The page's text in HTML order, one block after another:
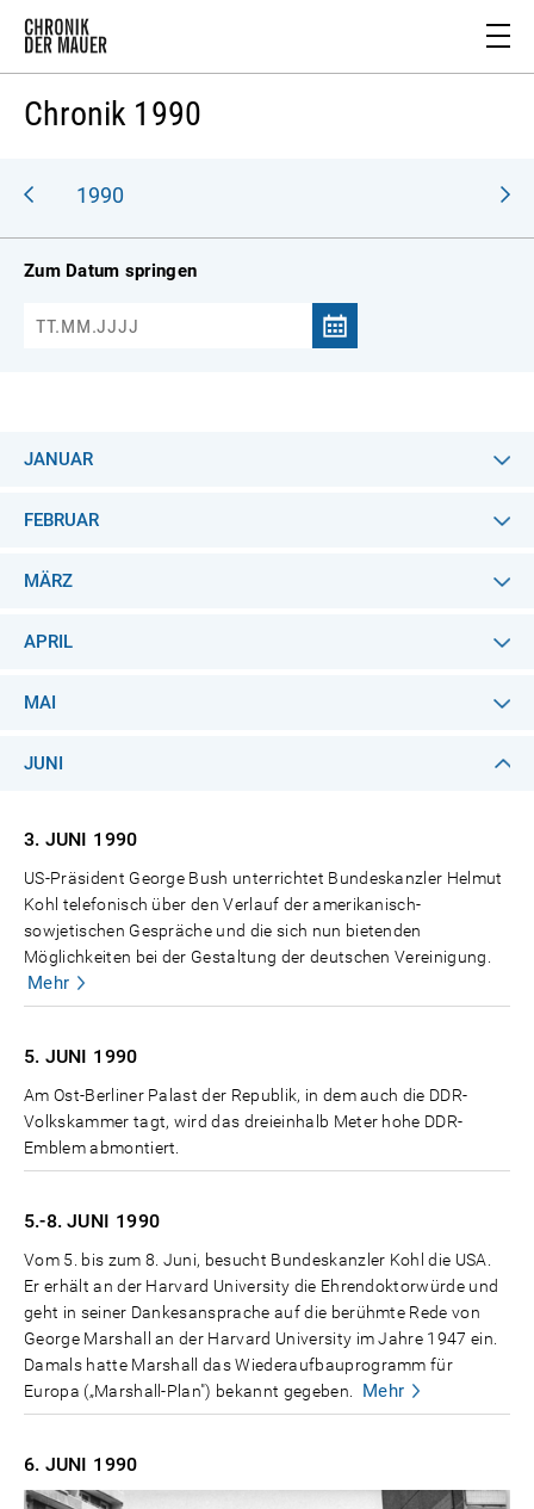
Chronik 1990
1990
Zum Datum springen
JANUAR
FEBRUAR
MÄRZ
APRIL
MAI
JUNI
3. JUNI 1990
US-Präsident George Bush unterrichtet Bundeskanzler Helmut
Kohl telefonisch über den Verlauf der amerikanisch-
sowjetischen Gespräche und die sich nun bietenden
Möglichkeiten bei der Gestaltung der deutschen Vereinigung.
Mehr
5. JUNI 1990
Am Ost-Berliner Palast der Republik, in dem auch die DDR-
Volkskammer tagt, wird das dreieinhalb Meter hohe DDR-
Emblem abmontiert.
5.-8. JUNI 1990
Vom 5. bis zum 8. Juni, besucht Bundeskanzler Kohl die USA.
Er erhält an der Harvard University die Ehrendoktorwürde und
geht in seiner Dankesansprache auf die berühmte Rede von
George Marshall an der Harvard University im Jahre 1947 ein.
Damals hatte Marshall das Wiederaufbauprogramm für
Europa („Marshall-Plan") bekannt gegeben.
Mehr
6. JUNI 1990